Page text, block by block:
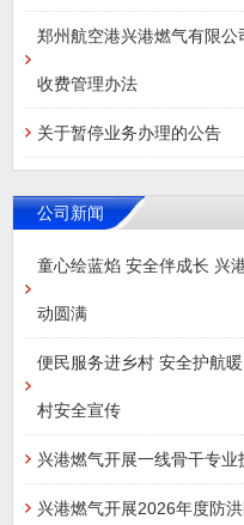
郑州航空港兴港燃气有限公
收费管理办法
关于暂停业务办理的公告
公司新闻
童心绘蓝焰 安全伴成长 兴
动圆满
便民服务进乡村 安全护航
村安全宣传
兴港燃气开展一线骨干专业
兴港燃气开展2026年度防